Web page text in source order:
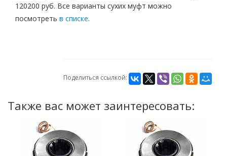
120200 руб. Все варианты сухих муфт можно
посмотреть в списке.
Поделиться ссылкой:
Также вас может заинтересовать: